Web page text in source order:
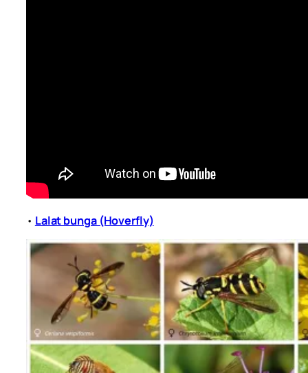
• Lalat bunga (Hoverfly)